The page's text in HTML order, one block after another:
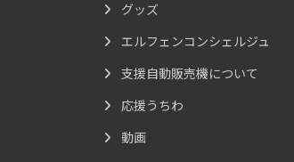
グッズ
エルフェンコンシェルジュ
支援自動販売機について
応援うちわ
動画